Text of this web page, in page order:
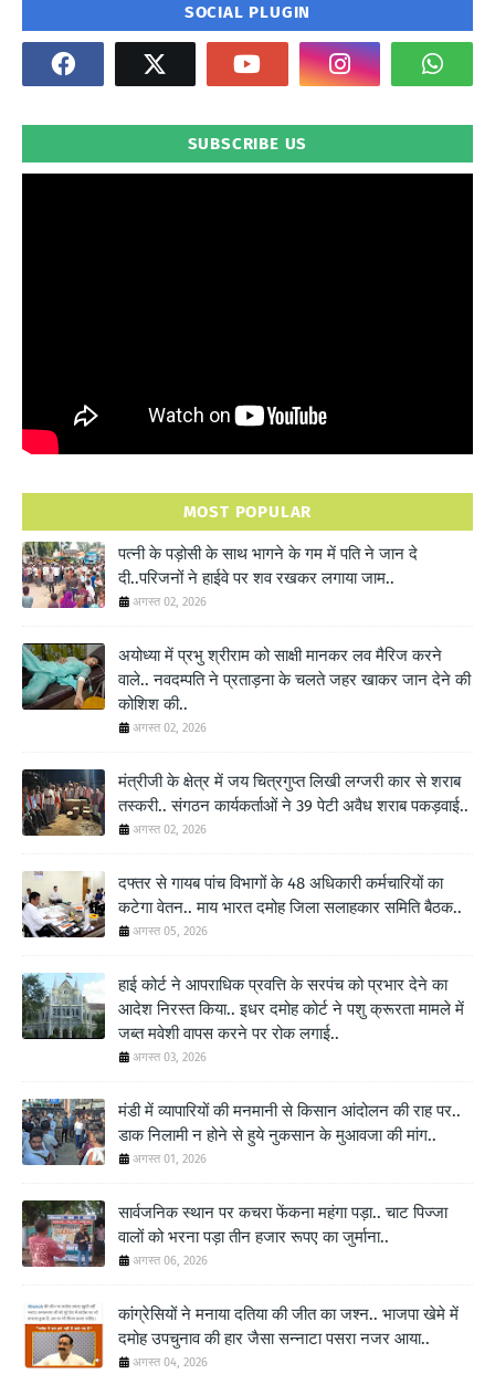
SOCIAL PLUGIN
SUBSCRIBE US
MOST POPULAR
पत्नी के पड़ोसी के साथ भागने के गम में पति ने जान दे
दी..परिजनों ने हाईवे पर शव रखकर लगाया जाम..
अगस्त 02, 2026
अयोध्या में प्रभु श्रीराम को साक्षी मानकर लव मैरिज करने
वाले.. नवदम्पति ने प्रताड़ना के चलते जहर खाकर जान देने की
कोशिश की..
अगस्त 02, 2026
मंत्रीजी के क्षेत्र में जय चित्रगुप्त लिखी लग्जरी कार से शराब
तस्करी.. संगठन कार्यकर्ताओं ने 39 पेटी अवैध शराब पकड़वाई..
अगस्त 02, 2026
दफ्तर से गायब पांच विभागों के 48 अधिकारी कर्मचारियों का
कटेगा वेतन.. माय भारत दमोह जिला सलाहकार समिति बैठक..
अगस्त 05, 2026
हाई कोर्ट ने आपराधिक प्रवत्ति के सरपंच को प्रभार देने का
आदेश निरस्त किया.. इधर दमोह कोर्ट ने पशु क्रूरता मामले में
जब्त मवेशी वापस करने पर रोक लगाई..
अगस्त 03, 2026
मंडी में व्यापारियों की मनमानी से किसान आंदोलन की राह पर..
डाक निलामी न होने से हुये नुकसान के मुआवजा की मांग..
अगस्त 01, 2026
सार्वजनिक स्थान पर कचरा फेंकना महंगा पड़ा.. चाट पिज्जा
वालों को भरना पड़ा तीन हजार रूपए का जुर्माना..
अगस्त 06, 2026
कांग्रेसियों ने मनाया दतिया की जीत का जश्न.. भाजपा खेमे में
दमोह उपचुनाव की हार जैसा सन्नाटा पसरा नजर आया..
अगस्त 04, 2026